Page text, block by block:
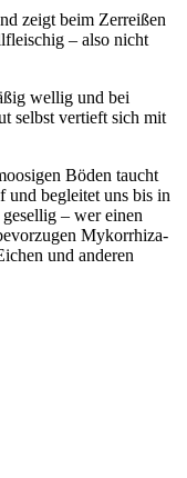
zeigt beim Zerreißen
– also nicht
wellig und bei
selbst vertieft sich mit
Böden taucht
und begleitet uns bis in
– wer einen
Mykorrhiza-
und anderen